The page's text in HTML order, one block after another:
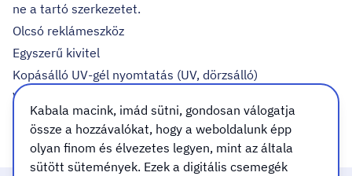
ne a tartó szerkezetet.
Olcsó reklámeszköz
Egyszerű kivitel
Kopásálló UV-gél nyomtatás (UV, dörzsálló)
Varázslatos, életteli színek
Beltéri használatra
Kabala macink, imád sütni, gondosan válogatja
össze a hozzávalókat, hogy a weboldalunk épp
olyan finom és élvezetes legyen, mint az általa
sütött sütemények. Ezek a digitális csemegék